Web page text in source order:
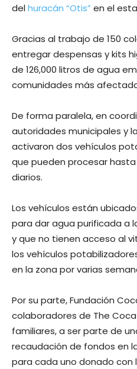
delhuracán “Otis” en el
Gracias al trabajo de 150
entregar despensas y kits
de 126,000 litros de agua
comunidades más
De forma paralela, en
autoridades municipales y
activaron dos vehículos
que pueden procesar
diarios.
Los vehículos están
para dar agua purificada a
y que no tienen acceso al
los vehículos
en la zona por varias
Por su parte, Fundación
colaboradores de The
familiares, a ser parte de
recaudación de fondos en
para cada uno donado